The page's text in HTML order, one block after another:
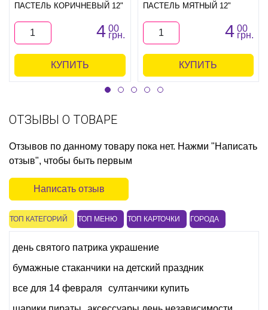
ПАСТЕЛЬ КОРИЧНЕВЫЙ 12"
4 00
грн.
КУПИТЬ
ПАСТЕЛЬ МЯТНЫЙ 12"
4 00
грн.
КУПИТЬ
ОТЗЫВЫ О ТОВАРЕ
Отзывов по данному товару пока нет. Нажми "Написать
отзыв", чтобы быть первым
Написать отзыв
ТОП КАТЕГОРИЙ ТОП МЕНЮ ТОП КАРТОЧКИ ГОРОДА
день святого патрика украшение
бумажные стаканчики на детский праздник
все для 14 февраля
султанчики купить